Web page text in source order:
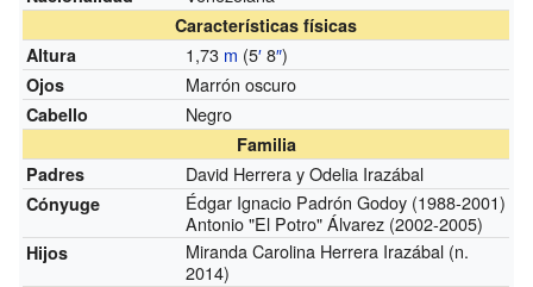
Características físicas
Altura
1,73 m (5′8″)
Ojos Marrón oscuro
Cabello Negro
Familia
Padres
David Herrera y Odelia Irazábal
Cónyuge
Édgar Ignacio Padrón Godoy (1988-2001)
Antonio "El Potro" Álvarez (2002-2005)
Hijos
Miranda Carolina Herrera Irazábal (n.
2014)